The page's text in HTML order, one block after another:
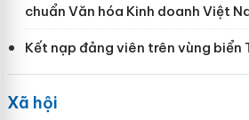
chuẩn Văn hóa Kinh doanh Việt
Kết nạp đảng viên trên vùng biển
Xã hội